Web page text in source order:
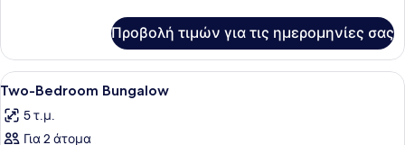
Προβολή τιμών για τις ημερομηνίες σας
Προβολή
όλων
των
Μίνι μπαρ, χρηματοκιβώτιο στο
14
Two-Bedroom Bungalow
5 τ.μ.
Για 2 άτομα